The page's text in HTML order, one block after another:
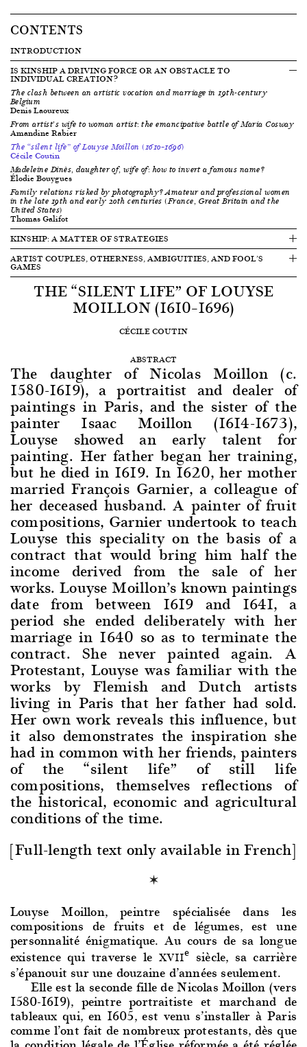
CONTENTS
INTRODUCTION
IS KINSHIP A DRIVING FORCE OR AN OBSTACLE TO
INDIVIDUAL CREATION?
The clash between an artistic vocation and marriage in 19th-century
Belgium
Denis Laoureux
From artist’s wife to woman artist: the emancipative battle of Maria Cosway
Amandine Rabier
The “silent life” of Louyse Moillon (1610–1696)
Cécile Coutin
Madeleine Dinès, daughter of, wife of: how to invert a famous name?
Élodie Bouygues
Family relations risked by photography? Amateur and professional women
in the late 19th and early 20th centuries (France, Great Britain and the
United States)
Thomas Galifot
KINSHIP: A MATTER OF STRATEGIES
ARTIST COUPLES, OTHERNESS, AMBIGUITIES, AND FOOL’S
GAMES
THE “SILENT LIFE” OF LOUYSE
MOILLON (1610–1696)
CÉCILE COUTIN
ABSTRACT
The daughter of Nicolas Moillon (c.
1580-1619), a portraitist and dealer of
paintings in Paris, and the sister of the
painter Isaac Moillon (1614-1673),
Louyse showed an early talent for
painting. Her father began her training,
but he died in 1619. In 1620, her mother
married François Garnier, a colleague of
her deceased husband. A painter of fruit
compositions, Garnier undertook to teach
Louyse this speciality on the basis of a
contract that would bring him half the
income derived from the sale of her
works. Louyse Moillon’s known paintings
date from between 1619 and 1641, a
period she ended deliberately with her
marriage in 1640 so as to terminate the
contract. She never painted again. A
Protestant, Louyse was familiar with the
works by Flemish and Dutch artists
living in Paris that her father had sold.
Her own work reveals this influence, but
it also demonstrates the inspiration she
had in common with her friends, painters
of the “silent life” of still life
compositions, themselves reflections of
the historical, economic and agricultural
conditions of the time.
[Full-length text only available in French]
Louyse Moillon, peintre spécialisée dans les
compositions de fruits et de légumes, est une
personnalité énigmatique. Au cours de sa longue
existence qui traverse le XVIIe siècle, sa carrière
s’épanouit sur une douzaine d’années seulement.
Elle est la seconde fille de Nicolas Moillon (vers
1580-1619), peintre portraitiste et marchand de
tableaux qui, en 1605, est venu s’installer à Paris
comme l’ont fait de nombreux protestants, dès que